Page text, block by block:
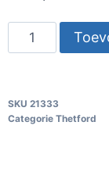
SKU 21333
Categorie Thetford